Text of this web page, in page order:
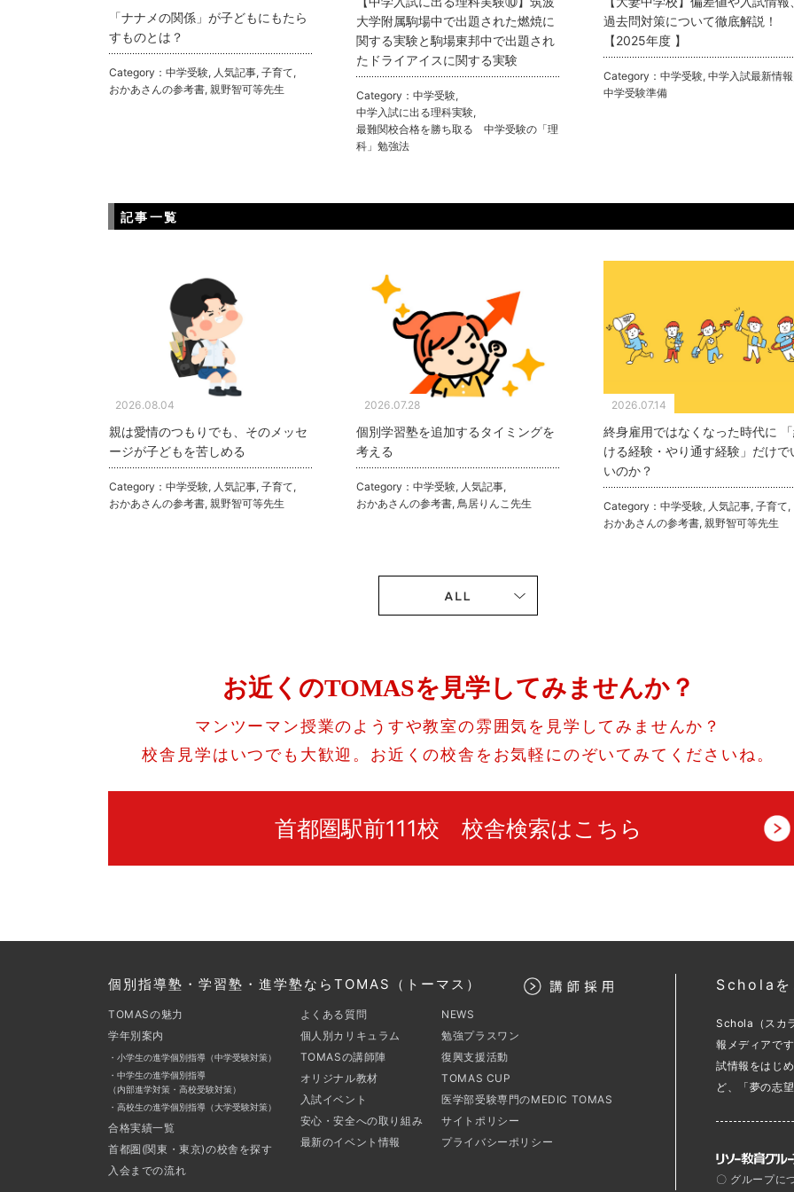
「ナナメの関係」が子どもにもたら
すものとは？
Category：中学受験, 人気記事,子育て,
おかあさんの参考書,親野智可等先生
大学附属駒場中で出題された燃焼に
関する実験と駒場東邦中で出題され
たドライアイスに関する実験
Category：中学受験,
中学入試に出る理科実験,
最難関校合格を勝ち取る 中学受験の「理
科」勉強法
過去問対策について徹底解説！
【2025年度 】
Category：中学受験,中学入試最新情報
中学受験準備
記事一覧
2026.08.04
親は愛情のつもりでも、そのメッセ
ージが子どもを苦しめる
Category：中学受験, 人気記事,子育て,
おかあさんの参考書,親野智可等先生
2026.07.28
個別学習塾を追加するタイミングを
考える
Category：中学受験, 人気記事,
おかあさんの参考書,鳥居りんこ先生
2026.07.14
終身雇用ではなくなった時代に
ける経験・やり通す経験」だけで
いのか？
Category：中学受験, 人気記事,子育て,
おかあさんの参考書,親野智可等先生
お近くのTOMASを見学してみませんか？
マンツーマン授業のようすや教室の雰囲気を見学してみませんか？
校舎見学はいつでも大歓迎。お近くの校舎をお気軽にのぞいてみてくださいね。
首都圏駅前111校 校舎検索はこちら
個別指導塾・学習塾・進学塾ならTOMAS（トーマス）
TOMASの魅力
学年別案内
・小学生の進学個別指導（中学受験対策）
・中学生の進学個別指導
（内部進学対策・高校受験対策）
・高校生の進学個別指導（大学受験対策）
合格実績一覧
首都圏(関東・東京)の校舎を探す
入会までの流れ
よくある質問
個人別カリキュラム
TOMASの講師陣
オリジナル教材
入試イベント
安心・安全への取り組み
最新のイベント情報
NEWS
勉強プラスワン
復興支援活動
TOMAS CUP
医学部受験専門のMEDIC TOMAS
サイトポリシー
プライバシーポリシー
Scholaを
Schola（スカ
報メディアで
試情報をはじ
ど、「夢の志
〇 グループに